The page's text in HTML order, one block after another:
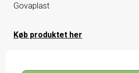
Govaplast
Køb produktet her